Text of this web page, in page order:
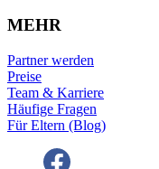
MEHR
Partner werden
Preise
Team & Karriere
Häufige Fragen
Für Eltern (Blog)